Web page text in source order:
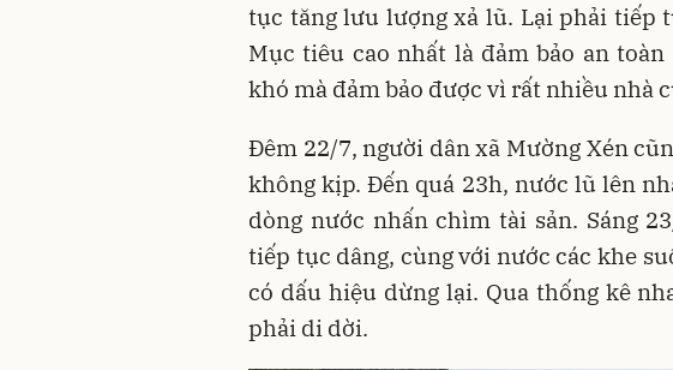
tục tăng lưu lượng xả lũ. Lại phải tiếp
Mục tiêu cao nhất là đảm bảo an
khó mà đảm bảo được vì rất nhiều nhà
Đêm 22/7, người dân xã Mường Xén
không kịp. Đến quá 23h, nước lũ lên
dòng nước nhấn chìm tài sản. Sáng
tiếp tục dâng, cùng với nước các khe
có dấu hiệu dừng lại. Qua thống kê
phải di dời.